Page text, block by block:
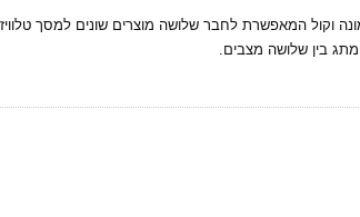
וקול המאפשרת לחבר שלושה מוצרים שונים למסך
בין שלושה מצבים.